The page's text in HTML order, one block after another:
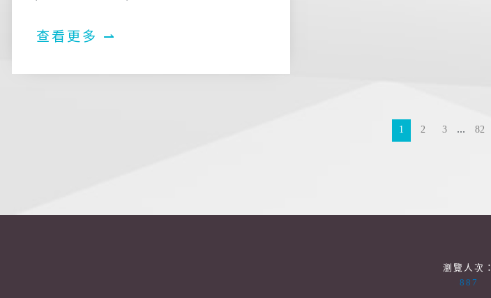
查看更多 ⇀
1 2 3 ... 82
瀏覽人次：
887